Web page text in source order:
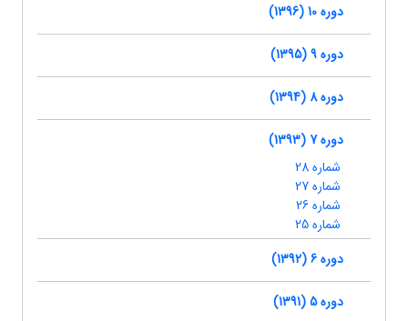
دوره 10 (1396)
دوره 9 (1395)
دوره 8 (1394)
دوره 7 (1393)
شماره 28
شماره 27
شماره 26
شماره 25
دوره 6 (1392)
دوره 5 (1391)